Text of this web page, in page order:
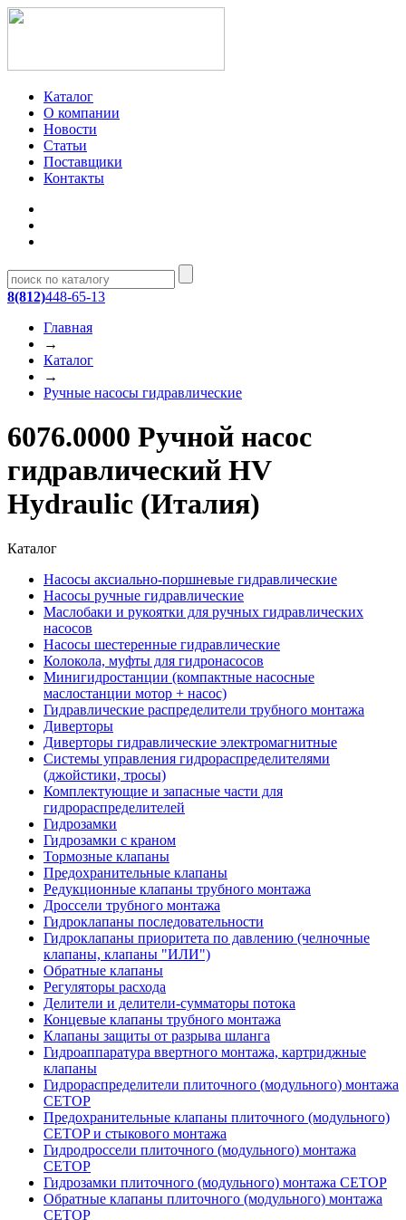
Каталог
О компании
Новости
Статьи
Поставщики
Контакты
8(812)448-65-13
Главная
→
Каталог
→
Ручные насосы гидравлические
6076.0000 Ручной насос
гидравлический HV
Hydraulic (Италия)
Каталог
Насосы аксиально-поршневые гидравлические
Насосы ручные гидравлические
Маслобаки и рукоятки для ручных гидравлических
насосов
Насосы шестеренные гидравлические
Колокола, муфты для гидронасосов
Минигидростанции (компактные насосные
маслостанции мотор + насос)
Гидравлические распределители трубного монтажа
Диверторы
Диверторы гидравлические электромагнитные
Системы управления гидрораспределителями
(джойстики, тросы)
Комплектующие и запасные части для
гидрораспределителей
Гидрозамки
Гидрозамки с краном
Тормозные клапаны
Предохранительные клапаны
Редукционные клапаны трубного монтажа
Дроссели трубного монтажа
Гидроклапаны последовательности
Гидроклапаны приоритета по давлению (челночные
клапаны, клапаны "ИЛИ")
Обратные клапаны
Регуляторы расхода
Делители и делители-сумматоры потока
Концевые клапаны трубного монтажа
Клапаны защиты от разрыва шланга
Гидроаппаратура ввертного монтажа, картриджные
клапаны
Гидрораспределители плиточного (модульного) монтажa
CETOP
Предохранительные клапаны плиточного (модульного)
CETOP и стыкового монтажа
Гидродроссели плиточного (модульного) монтажа
CETOP
Гидрозамки плиточного (модульного) монтажа CETOP
Обратные клапаны плиточного (модульного) монтажа
CETOP